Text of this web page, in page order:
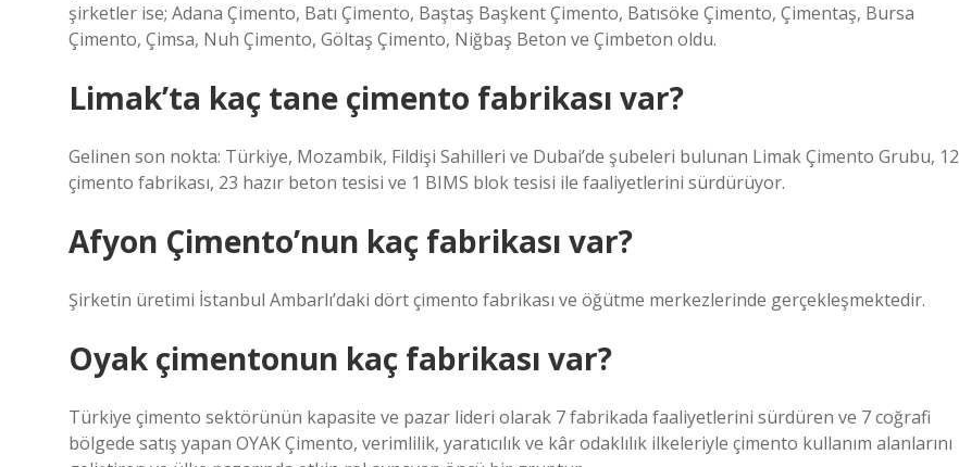
şirketler ise; Adana Çimento, Batı Çimento, Baştaş Başkent Çimento, Batısöke Çimento, Çimentaş, Bursa
Çimento, Çimsa, Nuh Çimento, Göltaş Çimento, Niğbaş Beton ve Çimbeton oldu.
Limak’ta kaç tane çimento fabrikası var?
Gelinen son nokta: Türkiye, Mozambik, Fildişi Sahilleri ve Dubai’de şubeleri bulunan Limak Çimento Grubu, 12
çimento fabrikası, 23 hazır beton tesisi ve 1 BIMS blok tesisi ile faaliyetlerini sürdürüyor.
Afyon Çimento’nun kaç fabrikası var?
Şirketin üretimi İstanbul Ambarlı’daki dört çimento fabrikası ve öğütme merkezlerinde gerçekleşmektedir.
Oyak çimentonun kaç fabrikası var?
Türkiye çimento sektörünün kapasite ve pazar lideri olarak 7 fabrikada faaliyetlerini sürdüren ve 7 coğrafi
bölgede satış yapan OYAK Çimento, verimlilik, yaratıcılık ve kâr odaklılık ilkeleriyle çimento kullanım alanlarını